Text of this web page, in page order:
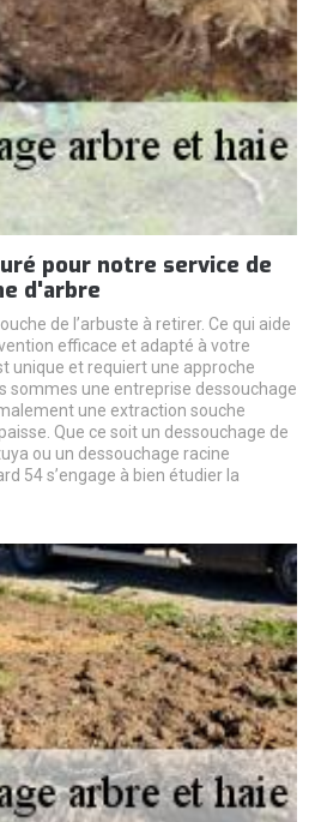
pour notre service de
d'arbre
de l’arbuste à retirer. Ce qui aide
efficace et adapté à votre
unique et requiert une approche
sommes une entreprise dessouchage
une extraction souche
Que ce soit un dessouchage de
ou un dessouchage racine
54 s’engage à bien étudier la